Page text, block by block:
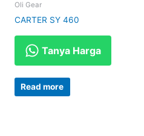
Oli Gear
CARTER SY 460
Tanya Harga
Read more